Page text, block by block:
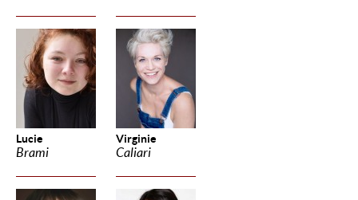
Lucie
Brami
Virginie
Caliari